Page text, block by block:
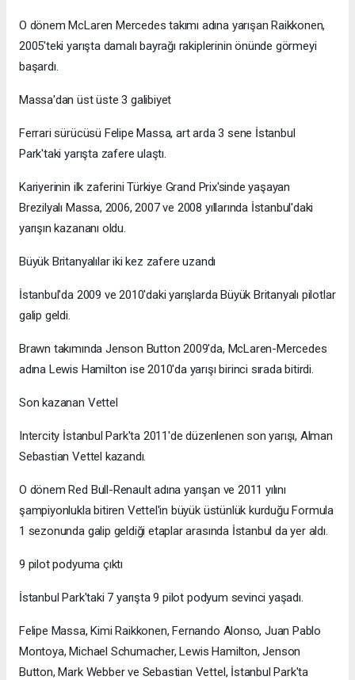
O dönem McLaren Mercedes takımı adına yarışan Raikkonen,
2005'teki yarışta damalı bayrağı rakiplerinin önünde görmeyi
başardı.
Massa'dan üst üste 3 galibiyet
Ferrari sürücüsü Felipe Massa, art arda 3 sene İstanbul
Park'taki yarışta zafere ulaştı.
Kariyerinin ilk zaferini Türkiye Grand Prix'sinde yaşayan
Brezilyalı Massa, 2006, 2007 ve 2008 yıllarında İstanbul'daki
yarışın kazananı oldu.
Büyük Britanyalılar iki kez zafere uzandı
İstanbul'da 2009 ve 2010'daki yarışlarda Büyük Britanyalı pilotlar
galip geldi.
Brawn takımında Jenson Button 2009'da, McLaren-Mercedes
adına Lewis Hamilton ise 2010'da yarışı birinci sırada bitirdi.
Son kazanan Vettel
Intercity İstanbul Park'ta 2011'de düzenlenen son yarışı, Alman
Sebastian Vettel kazandı.
O dönem Red Bull-Renault adına yarışan ve 2011 yılını
şampiyonlukla bitiren Vettel'in büyük üstünlük kurduğu Formula
1 sezonunda galip geldiği etaplar arasında İstanbul da yer aldı.
9 pilot podyuma çıktı
İstanbul Park'taki 7 yarışta 9 pilot podyum sevinci yaşadı.
Felipe Massa, Kimi Raikkonen, Fernando Alonso, Juan Pablo
Montoya, Michael Schumacher, Lewis Hamilton, Jenson
Button, Mark Webber ve Sebastian Vettel, İstanbul Park'ta